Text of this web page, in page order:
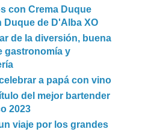
con Crema Duque
Duque de D'Alba XO
de la diversión, buena
gastronomía y
a papá con vino
del mejor bartender
2023
viaje por los grandes